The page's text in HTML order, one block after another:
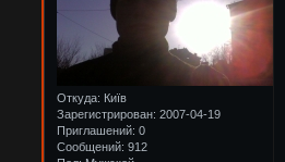
Откуда: Київ
Зарегистрирован: 2007-04-19
Приглашений: 0
Сообщений: 912